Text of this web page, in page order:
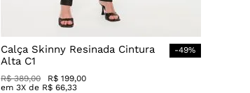
Calça Skinny Resinada Cintura
Alta C1
-49%
R$ 389,00 R$ 199,00
em3X de R$ 66,33